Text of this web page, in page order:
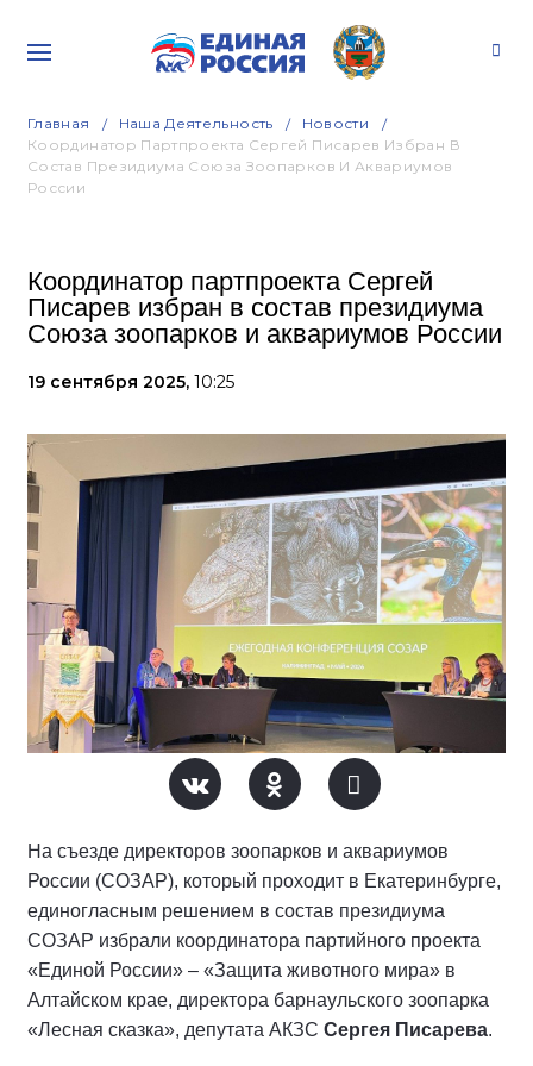
Главная Наша Деятельность
Новости
Координатор Партпроекта Сергей Писарев Избран В
Состав Президиума Союза Зоопарков И Аквариумов
России
Координатор партпроекта Сергей
Писарев избран в состав президиума
Союза зоопарков и аквариумов России
19 сентября 2025, 10:25
На съезде директоров зоопарков и аквариумов
России (СОЗАР), который проходит в Екатеринбурге,
единогласным решением в состав президиума
СОЗАР избрали координатора партийного проекта
«Единой России» – «Защита животного мира» в
Алтайском крае, директора барнаульского зоопарка
«Лесная сказка», депутата АКЗС Сергея Писарева.